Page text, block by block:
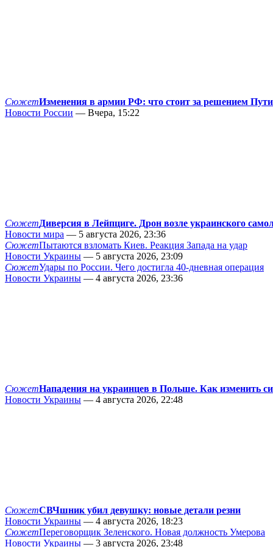
СюжетИзменения в армии РФ: что стоит за решением
Новости России — Вчера, 15:22
СюжетДиверсия в Лейпциге. Дрон возле украинского
Новости мира — 5 августа 2026, 23:36
СюжетПытаются взломать Киев. Реакция Запада на удар
Новости Украины — 5 августа 2026, 23:09
СюжетУдары по России. Чего достигла 40-дневная операция
Новости Украины — 4 августа 2026, 23:36
СюжетНападения на украинцев в Польше. Как изменить
Новости Украины — 4 августа 2026, 22:48
СюжетСВЧшник убил девушку: новые детали резни
Новости Украины — 4 августа 2026, 18:23
СюжетПереговорщик Зеленского. Новая должность Умерова
Новости Украины — 3 августа 2026, 23:48